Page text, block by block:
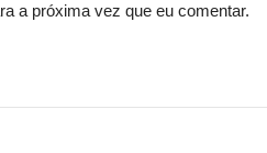
a próxima vez que eu comentar.